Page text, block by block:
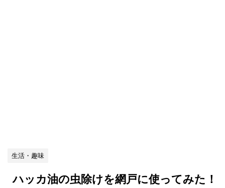
生活・趣味
ハッカ油の虫除けを網戸に使ってみた！